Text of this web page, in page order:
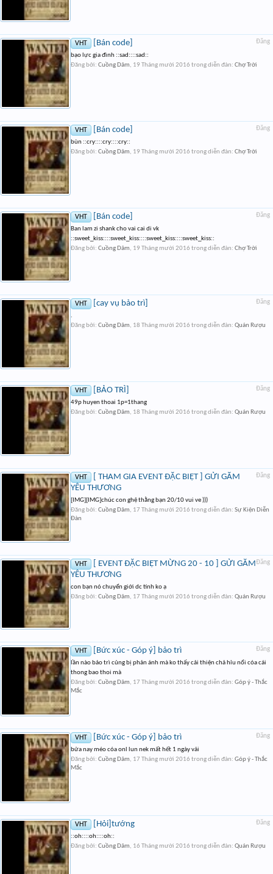
Đăng
VHT [Bán code]
bạo lực gia đình ::sad::::sad::
Đăng bởi: Cuồng Dâm, 19 Tháng mười 2016 trong diễn đàn: Chợ Trời
Đăng
VHT [Bán code]
bùn ::cry::::cry::::cry::
Đăng bởi: Cuồng Dâm, 19 Tháng mười 2016 trong diễn đàn: Chợ Trời
Đăng
VHT [Bán code]
Ban lam zi shank cho vai cai di vk
::sweet_kiss::::sweet_kiss::::sweet_kiss::::sweet_kiss::
Đăng bởi: Cuồng Dâm, 19 Tháng mười 2016 trong diễn đàn: Chợ Trời
Đăng
VHT [cay vụ bảo trì]
.
Đăng bởi: Cuồng Dâm, 18 Tháng mười 2016 trong diễn đàn: Quán Rượu
Đăng
VHT [BẢO TRÌ]
49p huyen thoai 1p=1thang
Đăng bởi: Cuồng Dâm, 18 Tháng mười 2016 trong diễn đàn: Quán Rượu
Đăng
VHT
[ THAM GIA EVENT ĐẶC BIỆT ] GỬI GẮM
YÊU THƯƠNG
[IMG][IMG]chúc con ghệ thằng bạn 20/10 vui ve )))
Đăng bởi: Cuồng Dâm, 17 Tháng mười 2016 trong diễn đàn: Sự Kiện Diễn
Đàn
Đăng
VHT
[ EVENT ĐẶC BIỆT MỪNG 20 - 10 ] GỬI GẮM
YÊU THƯƠNG
con bạn nó chuyển giới dc tính ko ạ
Đăng bởi: Cuồng Dâm, 17 Tháng mười 2016 trong diễn đàn: Quán Rượu
Đăng
VHT [Bức xúc - Góp ý] bảo trì
lần nào bảo trì củng bị phản ánh mà ko thấy cải thiện chả hỉu nổi cóa cái
thong bao thoi mà
Đăng bởi: Cuồng Dâm, 17 Tháng mười 2016 trong diễn đàn: Góp ý - Thắc
Mắc
Đăng
VHT [Bức xúc - Góp ý] bảo trì
bửa nay méo cóa onl lun nek mất hết 1 ngày vải
Đăng bởi: Cuồng Dâm, 17 Tháng mười 2016 trong diễn đàn: Góp ý - Thắc
Mắc
Đăng
VHT [Hỏi]tướng
::oh::::oh::::oh::
Đăng bởi: Cuồng Dâm, 16 Tháng mười 2016 trong diễn đàn: Quán Rượu